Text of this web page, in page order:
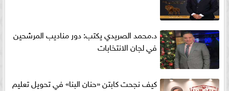
د.محمد الصريدي يكتب: دور مناديب المرشحين
في لجان الانتخابات
كيف نجحت كابتن «حنان البنا» في تحويل تعليم